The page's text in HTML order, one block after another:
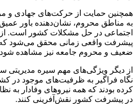
همچنین حمایت از حرکت‌های جهادی و
به مناطق محروم، نشان‌دهنده باور
اجتماعی در حل مشکلات کشور است. از
پیشرفت واقعی زمانی محقق می‌شود که
ضعیف و محروم جامعه نیز مشاهده
از دیگر ویژگی‌های مهم سیره مدیریتی
نگاه فراگیر به ظرفیت‌های موجود در
کرده‌ بودند که همه نیروهای وفادار به
در پیشرفت کشور نقش‌آفرینی کنند.